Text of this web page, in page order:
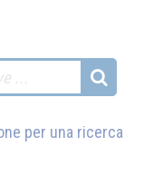
per una ricerca